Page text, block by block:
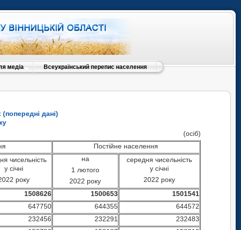
медіа Всеукраїнський перепис населення
дані)
(осіб)
Постійне населення
чисельність
у січні
року
на
1 лютого
2022 року
середня чисельність
у січні
2022 року
1508626 1500653
1501541
647750 644355
644572
232456 232291
232483
році
1 січня
середня чисельність
2021 році
1519319
1512234
650046 644789
646868
370170 367902
368332
234725 232675
234752
160229 158434
159749